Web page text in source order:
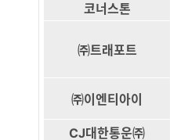
코너스톤
㈜트래포트
㈜이엔티아이
CJ대한통운㈜